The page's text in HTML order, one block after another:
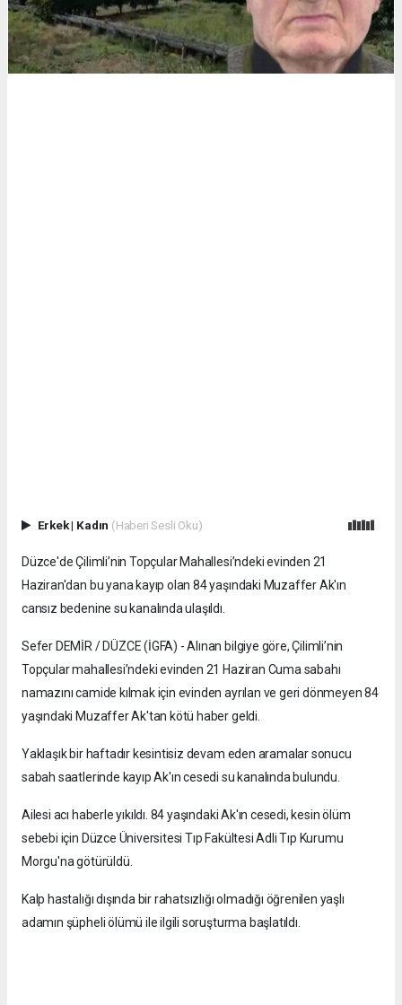
Erkek| Kadın (Haberi Sesli Oku)
Düzce'de Çilimli’nin Topçular Mahallesi’ndeki evinden 21
Haziran'dan bu yana kayıp olan 84 yaşındaki Muzaffer Ak'ın
cansız bedenine su kanalında ulaşıldı.
Sefer DEMİR / DÜZCE (İGFA) - Alınan bilgiye göre, Çilimli’nin
Topçular mahallesi’ndeki evinden 21 Haziran Cuma sabahı
namazını camide kılmak için evinden ayrılan ve geri dönmeyen 84
yaşındaki Muzaffer Ak'tan kötü haber geldi.
Yaklaşık bir haftadır kesintisiz devam eden aramalar sonucu
sabah saatlerinde kayıp Ak'ın cesedi su kanalında bulundu.
Ailesi acı haberle yıkıldı. 84 yaşındaki Ak'ın cesedi, kesin ölüm
sebebi için Düzce Üniversitesi Tıp Fakültesi Adli Tıp Kurumu
Morgu'na götürüldü.
Kalp hastalığı dışında bir rahatsızlığı olmadığı öğrenilen yaşlı
adamın şüpheli ölümü ile ilgili soruşturma başlatıldı.